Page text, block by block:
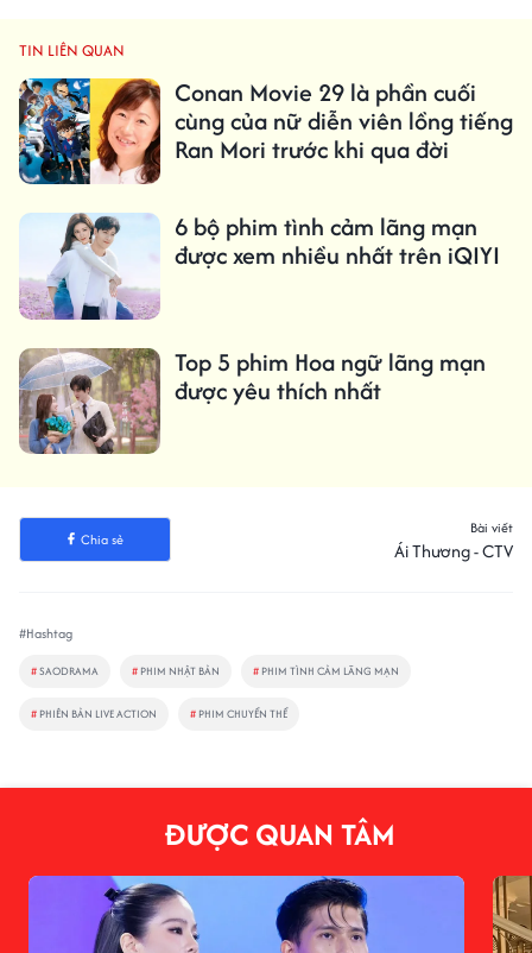
TIN LIÊN QUAN
Conan Movie 29 là phần cuối
cùng của nữ diễn viên lồng tiếng
Ran Mori trước khi qua đời
6 bộ phim tình cảm lãng mạn
được xem nhiều nhất trên iQIYI
Top 5 phim Hoa ngữ lãng mạn
được yêu thích nhất
Chia sẻ
Bài viết
Ái Thương - CTV
#Hashtag
#SAODRAMA # PHIM NHẬT BẢN # PHIM TÌNH CẢM LÃNG MẠN
# PHIÊN BẢN LIVE ACTION # PHIM CHUYỂN THỂ
ĐƯỢC QUAN TÂM